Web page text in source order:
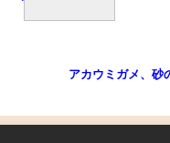
アカウミガメ、砂